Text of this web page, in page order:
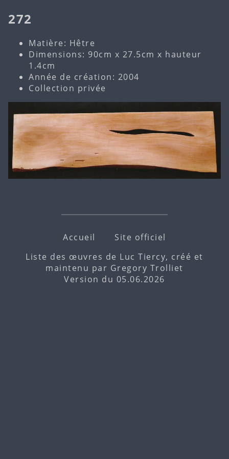
272
Matière: Hêtre
Dimensions: 90cm x 27.5cm x hauteur
1.4cm
Année de création: 2004
Collection privée
Accueil
Site officiel
Liste des œuvres de Luc Tiercy, créé et
maintenu par Gregory Trolliet
Version du 05.06.2026